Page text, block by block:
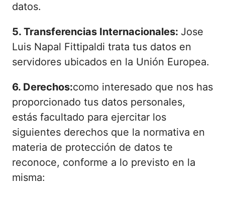
datos.
5. Transferencias Internacionales: Jose
Luis Napal Fittipaldi trata tus datos en
servidores ubicados en la Unión Europea.
6. Derechos:como interesado que nos has
proporcionado tus datos personales,
estás facultado para ejercitar los
siguientes derechos que la normativa en
materia de protección de datos te
reconoce, conforme a lo previsto en la
misma: